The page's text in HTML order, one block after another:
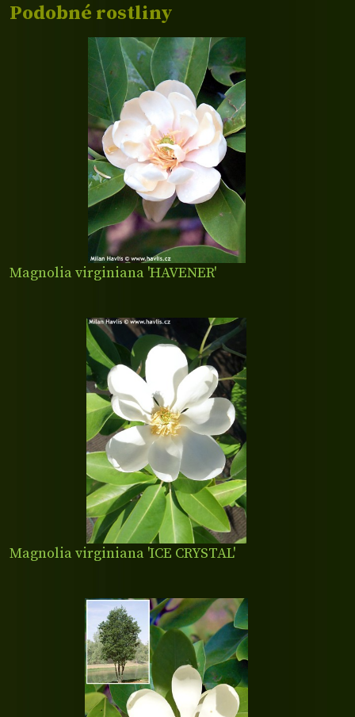
Podobné rostliny
Magnolia virginiana 'HAVENER'
Magnolia virginiana 'ICE CRYSTAL'